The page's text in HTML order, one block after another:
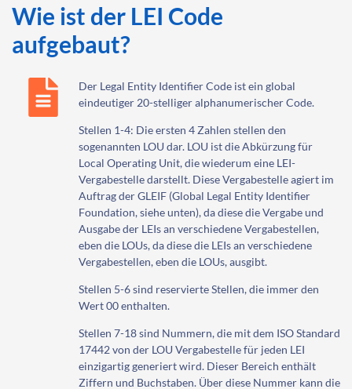
Wie ist der LEI Code
aufgebaut?
Der Legal Entity Identifier Code ist ein global
eindeutiger 20-stelliger alphanumerischer Code.
Stellen 1-4: Die ersten 4 Zahlen stellen den
sogenannten LOU dar. LOU ist die Abkürzung für
Local Operating Unit, die wiederum eine LEI-
Vergabestelle darstellt. Diese Vergabestelle agiert im
Auftrag der GLEIF (Global Legal Entity Identifier
Foundation, siehe unten), da diese die Vergabe und
Ausgabe der LEIs an verschiedene Vergabestellen,
eben die LOUs, da diese die LEIs an verschiedene
Vergabestellen, eben die LOUs, ausgibt.
Stellen 5-6 sind reservierte Stellen, die immer den
Wert 00 enthalten.
Stellen 7-18 sind Nummern, die mit dem ISO Standard
17442 von der LOU Vergabestelle für jeden LEI
einzigartig generiert wird. Dieser Bereich enthält
Ziffern und Buchstaben. Über diese Nummer kann die